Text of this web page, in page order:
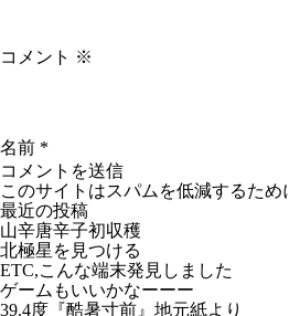
コメント ※
名前 *
このサイトはスパムを低減するため
最近の投稿
山辛唐辛子初収穫
北極星を見つける
ETC,こんな端末発見しました
ゲームもいいかなーーー
39.4度『酷暑寸前』地元紙より